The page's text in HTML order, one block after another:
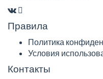
Правила
Политика
Условия
Контакты